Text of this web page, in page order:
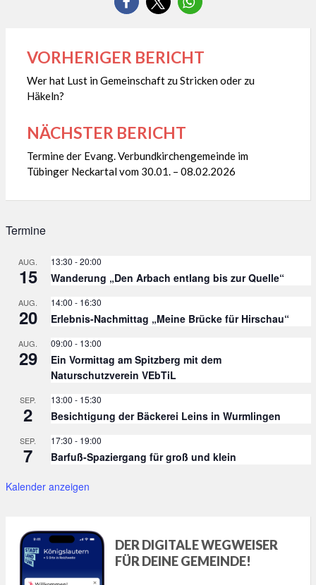
Beitragsnavigation
VORHERIGER BERICHT
Wer hat Lust in Gemeinschaft zu Stricken oder zu
Häkeln?
NÄCHSTER BERICHT
Termine der Evang. Verbundkirchengemeinde im
Tübinger Neckartal vom 30.01. – 08.02.2026
Termine
AUG.
15
13:30 -20:00
Wanderung „Den Arbach entlang bis zur Quelle“
AUG.
20
14:00 - 16:30
Erlebnis-Nachmittag „Meine Brücke für Hirschau“
AUG.
29
09:00 - 13:00
Ein Vormittag am Spitzberg mit dem
Naturschutzverein VEbTiL
SEP.
2
13:00 - 15:30
Besichtigung der Bäckerei Leins in Wurmlingen
SEP.
7
17:30 - 19:00
Barfuß-Spaziergang für groß und klein
Kalender anzeigen
DER DIGITALE WEGWEISER
FÜR DEINE GEMEINDE!